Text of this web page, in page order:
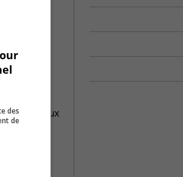
aux
de
des
de